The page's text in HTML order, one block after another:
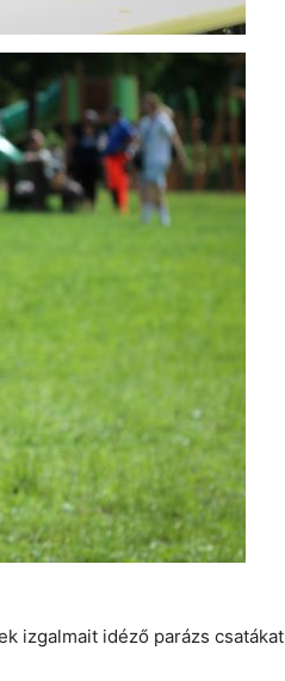
izgalmait idéző parázs csatákat